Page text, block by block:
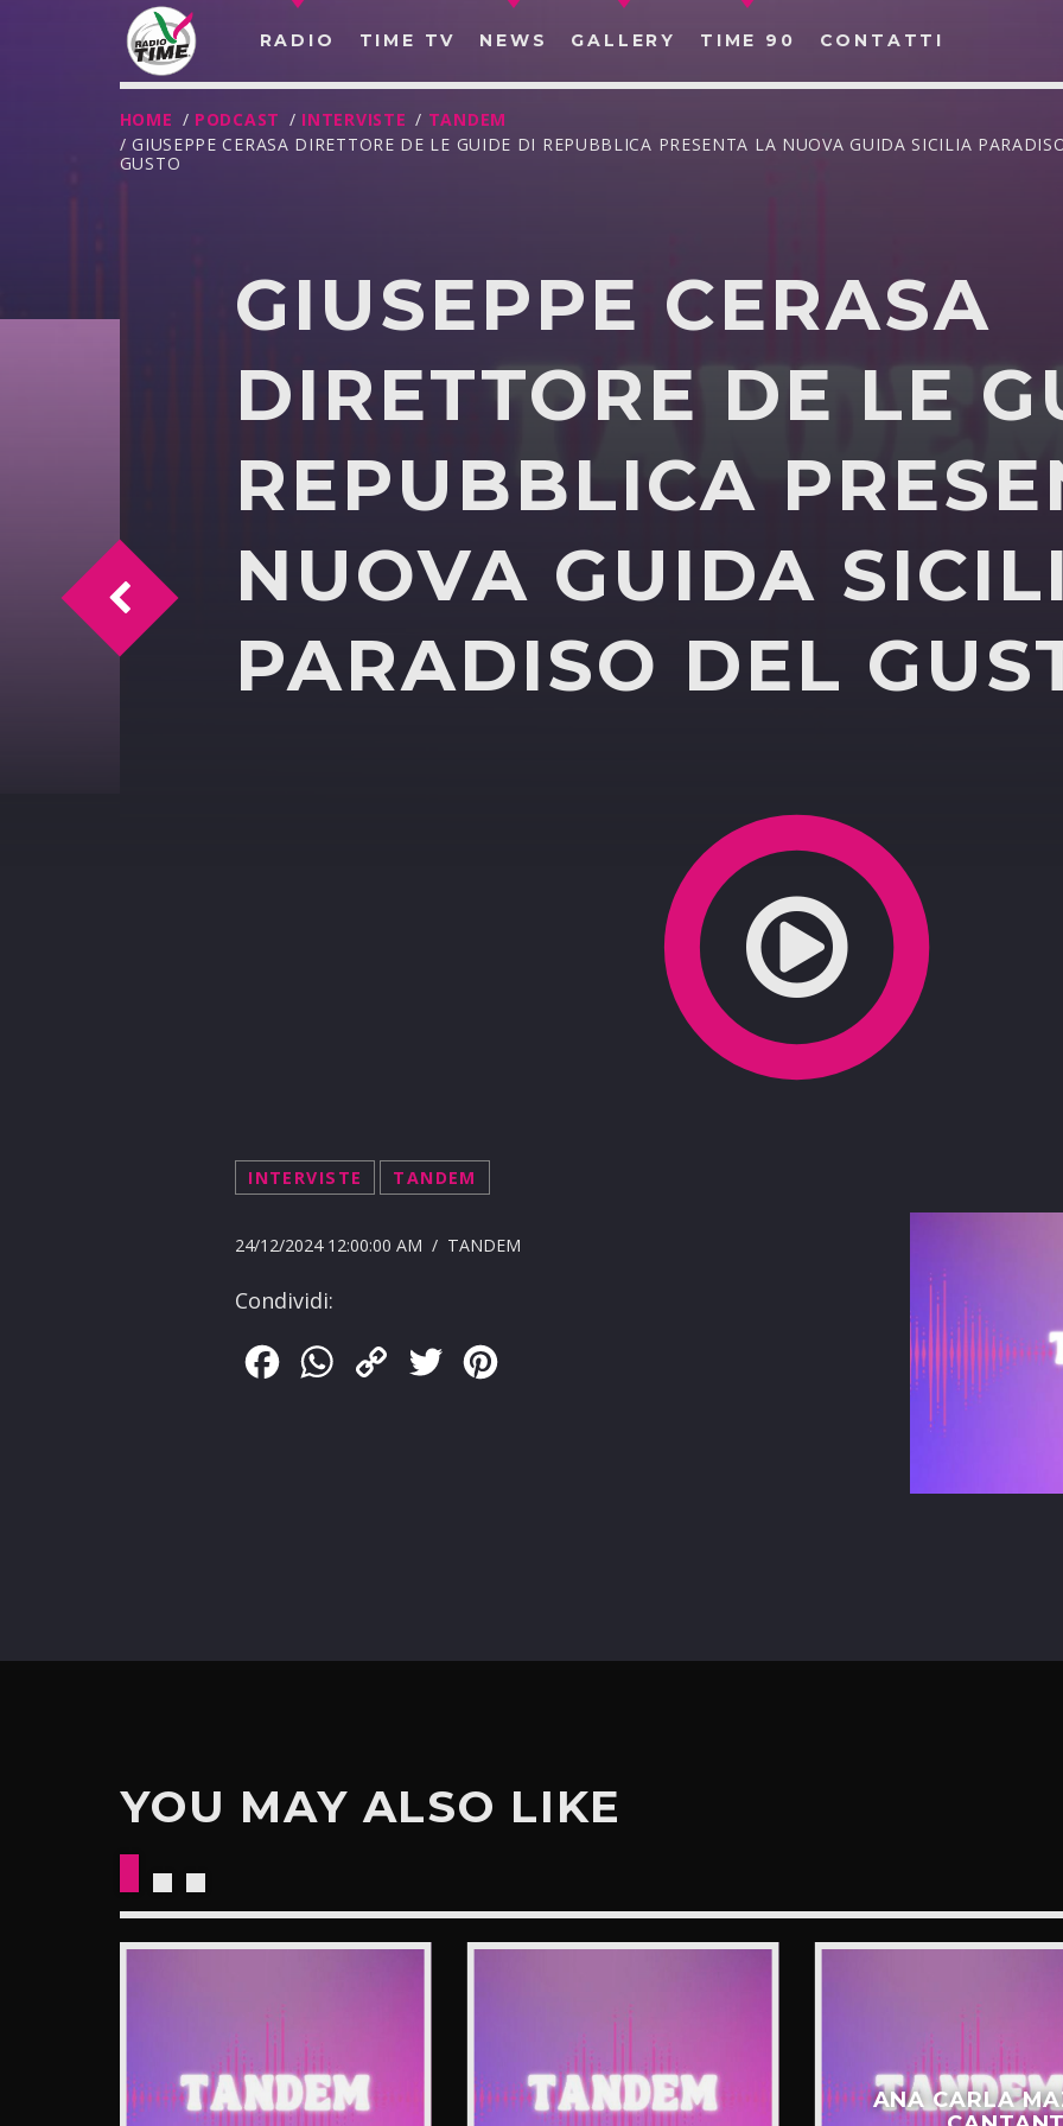
RADIO TIME TV NEWS GALLERY TIME 90 CONTATTI
CERCA NEL SITO WEB:
HOME / PODCAST / INTERVISTE / TANDEM
/ GIUSEPPE CERASA DIRETTORE DE LE GUIDE DI REPUBBLICA PRESENTA LA NUOVA GUIDA SICILIA
GUSTO
GIUSEPPE CERASA
DIRETTORE DE LE
REPUBBLICA
NUOVA GUIDA
PARADISO DEL
INTERVISTE TANDEM
24/12/2024 12:00:00 AM / TANDEM
Condividi:
FacebookWhatsApp
Copy
Twitter
Verso la “notte dei lunghi coltelli”, la Finanziaria torna in aula ad oltranza, tutti i nodi
YOU MAY ALSO LIKE
ANA CARLA